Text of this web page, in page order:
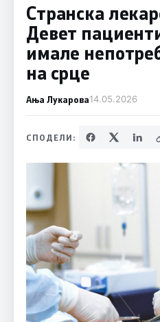
Странска
Девет
имале
на срце
Ања Лукарова14.05.2026
СПОДЕЛИ: